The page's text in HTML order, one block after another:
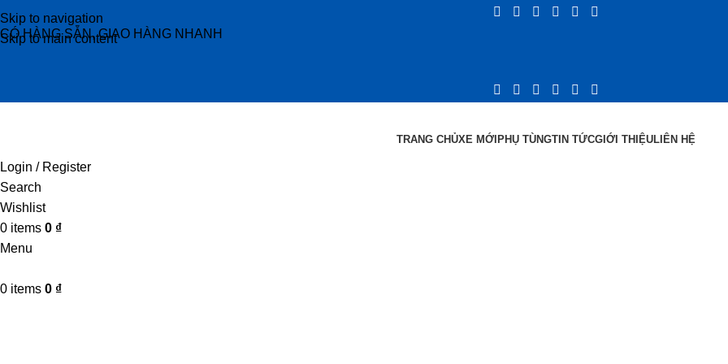
Skip to navigation
Skip to main content
CÓ HÀNG SẴN, GIAO HÀNG NHANH
TRANG CHỦXE MỚI PHỤ TÙNGTIN TỨCGIỚI THIỆULIÊN HỆ
Login / Register
Search
Wishlist
0 items 0 ₫
Menu
0 items 0 ₫